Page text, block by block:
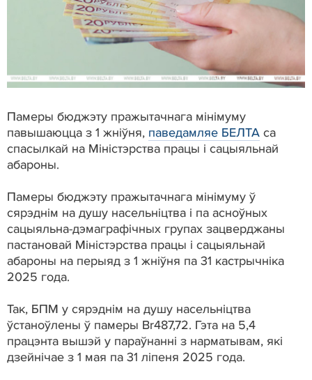
Памеры бюджэту пражытачнага мінімуму
павышаюцца з 1 жніўня, паведамляе БЕЛТА са
спасылкай на Міністэрства працы і сацыяльнай
абароны.
Памеры бюджэту пражытачнага мінімуму ў
сярэднім на душу насельніцтва і па асноўных
сацыяльна-дэмаграфічных групах зацверджаны
пастановай Міністэрства працы і сацыяльнай
абароны на перыяд з 1 жніўня па 31 кастрычніка
2025 года.
Так, БПМ у сярэднім на душу насельніцтва
ўстаноўлены ў памеры Br487,72. Гэта на 5,4
працэнта вышэй у параўнанні з нарматывам, які
дзейнічае з 1 мая па 31 ліпеня 2025 года.